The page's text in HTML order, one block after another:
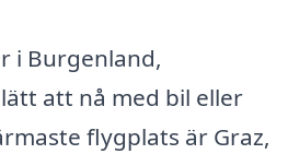
i Burgenland,
att nå med bil eller
flygplats är Graz,